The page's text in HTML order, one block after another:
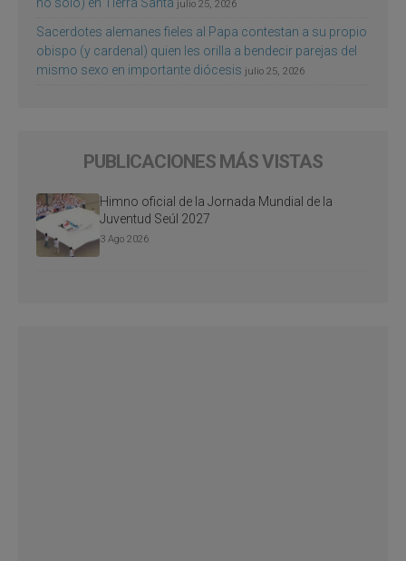
julio 25, 2026
Sacerdotes alemanes fieles al Papa contestan a su propio
obispo (y cardenal) quien les orilla a bendecir parejas del
mismo sexo en importante diócesis julio 25, 2026
PUBLICACIONES MÁS VISTAS
Himno oficial de la Jornada Mundial de la
Juventud Seúl 2027
3 Ago 2026